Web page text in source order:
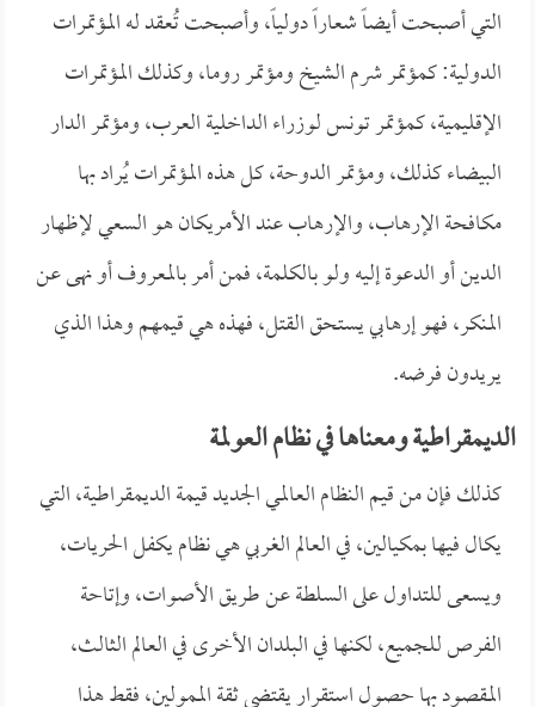
التي أصبحت أيضاً شعاراً دولياً، وأصبحت تُعقد له المؤتمرات
الدولية: كمؤتمر شرم الشيخ ومؤتمر روما، وكذلك المؤتمرات
الإقليمية، كمؤتمر تونس لوزراء الداخلية العرب، ومؤتمر الدار
البيضاء كذلك، ومؤتمر الدوحة، كل هذه المؤتمرات يُراد بها
مكافحة الإرهاب، والإرهاب عند الأمريكان هو السعي لإظهار
الدين أو الدعوة إليه ولو بالكلمة، فمن أمر بالمعروف أو نهى عن
المنكر، فهو إرهابي يستحق القتل، فهذه هي قيمهم وهذا الذي
يريدون فرضه.
الديمقراطية ومعناها في نظام العولمة
كذلك فإن من قيم النظام العالمي الجديد قيمة الديمقراطية، التي
يكال فيها بمكيالين، في العالم الغربي هي نظام يكفل الحريات،
ويسعى للتداول على السلطة عن طريق الأصوات، وإتاحة
الفرص للجميع، لكنها في البلدان الأخرى في العالم الثالث،
المقصود بها حصول استقرارٍ يقتضي ثقة الممولين، فقط هذا